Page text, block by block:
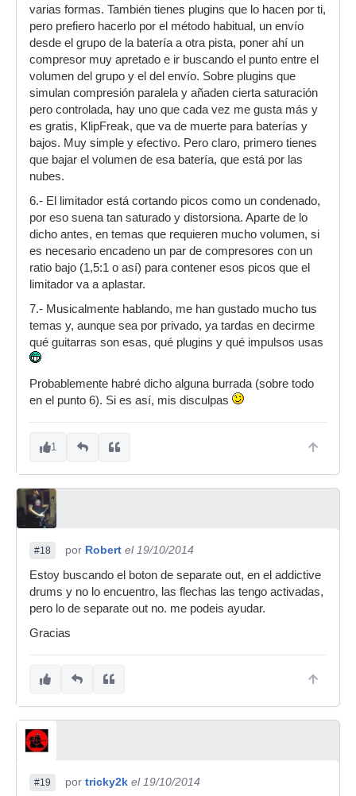
varias formas. También tienes plugins que lo hacen por ti,
pero prefiero hacerlo por el método habitual, un envío
desde el grupo de la batería a otra pista, poner ahí un
compresor muy apretado e ir buscando el punto entre el
volumen del grupo y el del envío. Sobre plugins que
simulan compresión paralela y añaden cierta saturación
pero controlada, hay uno que cada vez me gusta más y
es gratis, KlipFreak, que va de muerte para baterías y
bajos. Muy simple y efectivo. Pero claro, primero tienes
que bajar el volumen de esa batería, que está por las
nubes.
6.- El limitador está cortando picos como un condenado,
por eso suena tan saturado y distorsiona. Aparte de lo
dicho antes, en temas que requieren mucho volumen, si
es necesario encadeno un par de compresores con un
ratio bajo (1,5:1 o así) para contener esos picos que el
limitador va a aplastar.
7.- Musicalmente hablando, me han gustado mucho tus
temas y, aunque sea por privado, ya tardas en decirme
qué guitarras son esas, qué plugins y qué impulsos usas
Probablemente habré dicho alguna burrada (sobre todo
en el punto 6). Si es así, mis disculpas
1
#18 por Robert el 19/10/2014
Estoy buscando el boton de separate out, en el addictive
drums y no lo encuentro, las flechas las tengo activadas,
pero lo de separate out no. me podeis ayudar.
Gracias
#19 por tricky2k el 19/10/2014